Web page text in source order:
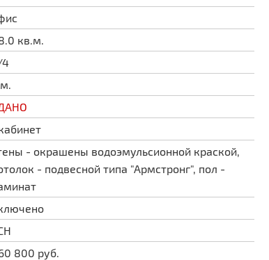
кв.м.
- окрашены водоэмульсионной краской,
- подвесной типа "Армстронг", пол -
800 руб.